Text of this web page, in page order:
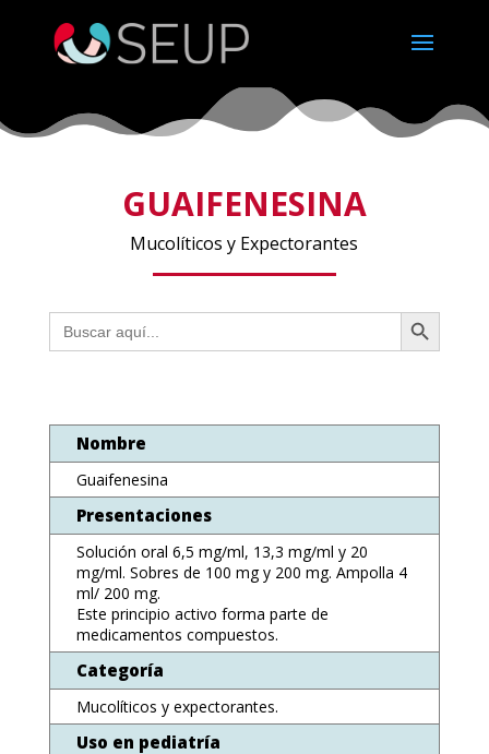
GUAIFENESINA
Mucolíticos y Expectorantes
Buscar: Botón de búsqueda
Nombre
Guaifenesina
Presentaciones
Solución oral 6,5 mg/ml, 13,3 mg/ml y 20
mg/ml. Sobres de 100 mg y 200 mg. Ampolla 4
ml/ 200 mg.
Este principio activo forma parte de
medicamentos compuestos.
Categoría
Mucolíticos y expectorantes.
Uso en pediatría